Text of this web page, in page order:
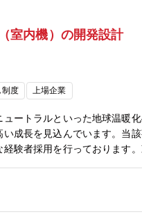
→製造企画グループリーダー
可 (週1日程度利用可能な時
室内機）の開発設計
制度 上場企業
ュートラルといった地球温暖
成長を見込んでいます。当
験者採用を行っております
組織のミッション】・パッケ
開発工程、また出荷後の市場
機能設計で、キーパーツ開